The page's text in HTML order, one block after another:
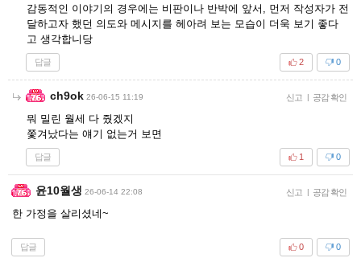
감동적인 이야기의 경우에는 비판이나 반박에 앞서, 먼저 작성자가 전
달하고자 했던 의도와 메시지를 헤아려 보는 모습이 더욱 보기 좋다
고 생각합니당
답글 0
2
ch9ok 26-06-15 11:19 신고 | 공감 확인
뭐 밀린 월세 다 줬겠지
쫓겨났다는 얘기 없는거 보면
답글 0
1
윤10월생 26-06-14 22:08 신고 | 공감 확인
한 가정을 살리셨네~
답글 0
0